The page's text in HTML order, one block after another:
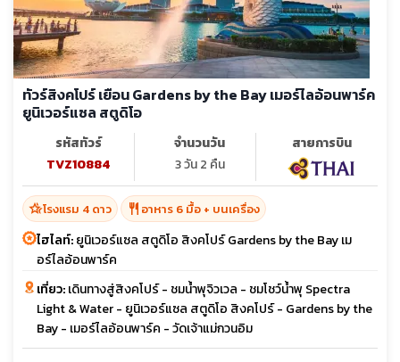
ทัวร์สิงคโปร์ เยือน Gardens by the Bay เมอร์ไลอ้อนพาร์ค
ยูนิเวอร์แซล สตูดิโอ
รหัสทัวร์
TVZ10884
จำนวนวัน
3 วัน 2 คืน
สายการบิน
hotel_classโรงแรม 4 ดาว restaurant อาหาร 6 มื้อ + บนเครื่อง
ไฮไลท์:ยูนิเวอร์แซล สตูดิโอ สิงคโปร์ Gardens by the Bay เม
อร์ไลอ้อนพาร์ค
เที่ยว:เดินทางสู่สิงคโปร์ - ชมน้ำพุจิวเวล - ชมโชว์น้ำพุ Spectra
Light & Water - ยูนิเวอร์แซล สตูดิโอ สิงคโปร์ - Gardens by the
Bay - เมอร์ไลอ้อนพาร์ค - วัดเจ้าแม่กวนอิม